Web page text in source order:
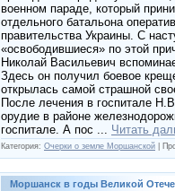
военном параде, который
отдельного батальона
правительства Украины. С
«освободившиеся» по этой
Николай Васильевич
Здесь он получил боевое
открылась самой страшной
После лечения в госпитале
орудие в районе
госпитале. А пос
Читать
Категория: Очерки о земле Моршанской
Моршанск в годы Великой